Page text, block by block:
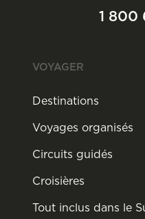
1 800
VOYAGER
Destinations
Voyages organisés
Circuits guidés
Croisières
Tout inclus dans le